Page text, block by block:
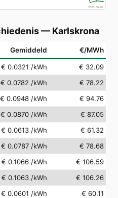
2026-08-08
— Karlskrona
Gemiddeld €/MWh
€ 0.0321 /kWh
€ 32.09
€ 0.0782 /kWh
€ 78.22
€ 0.0948 /kWh
€ 94.76
€ 0.0870 /kWh
€ 87.05
€ 0.0613 /kWh
€ 61.32
€ 0.0787 /kWh
€ 78.68
€ 0.1066 /kWh
€ 106.59
€ 0.1063 /kWh
€ 106.26
€ 0.0601 /kWh
€ 60.11